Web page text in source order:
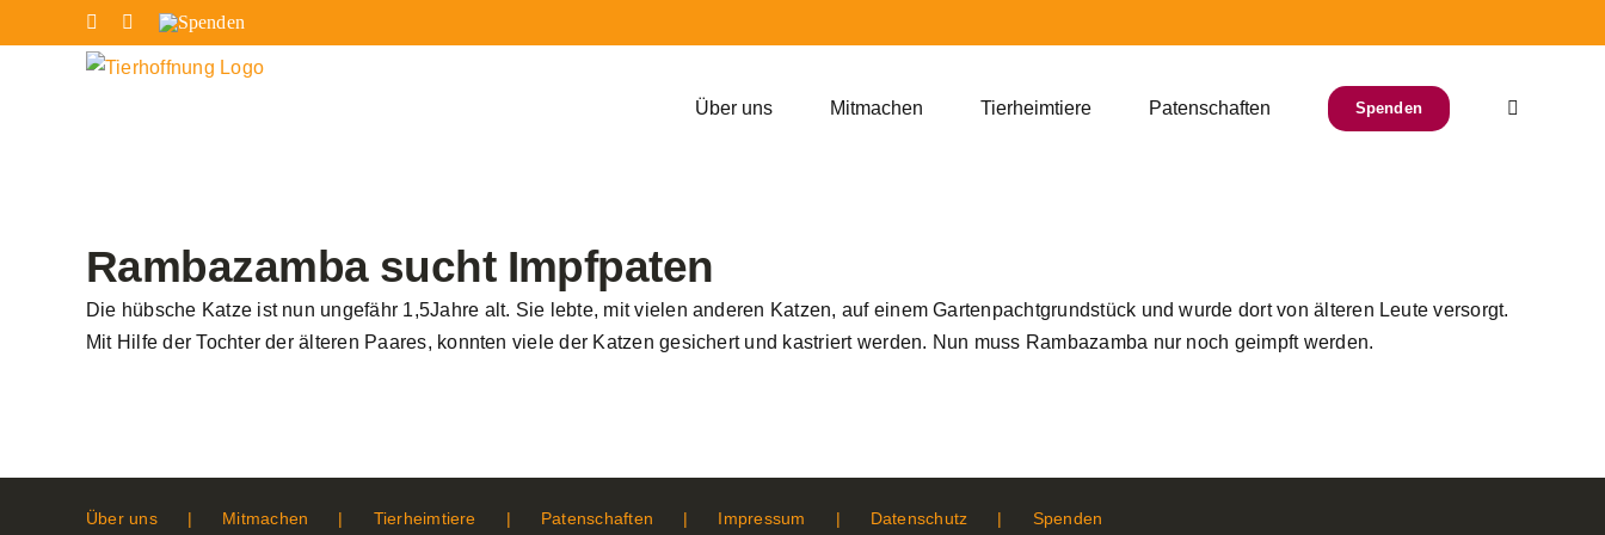
Inhalt
FacebookInstagram
Spenden
Über uns Mitmachen Tierheimtiere Patenschaften Spenden
Rambazamba sucht Impfpaten
Die hübsche Katze ist nun ungefähr 1,5Jahre alt. Sie lebte, mit vielen anderen Katzen, auf einem Gartenpachtgrundstück und wurde dort von älteren Leute versorgt.
Mit Hilfe der Tochter der älteren Paares, konnten viele der Katzen gesichert und kastriert werden. Nun muss Rambazamba nur noch geimpft werden.
Über uns Mitmachen Tierheimtiere Patenschaften Impressum Datenschutz Spenden